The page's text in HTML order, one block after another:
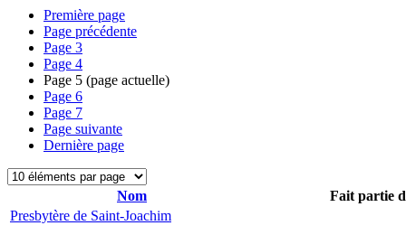
Première page
Page précédente
Page 3
Page 4
Page 5 (page actuelle)
Page 6
Page 7
Page suivante
Dernière page
Nom
Fait partie
Presbytère de Saint-Joachim